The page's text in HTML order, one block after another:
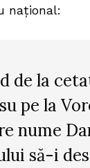
național:
de la
pe la
nume
să-i